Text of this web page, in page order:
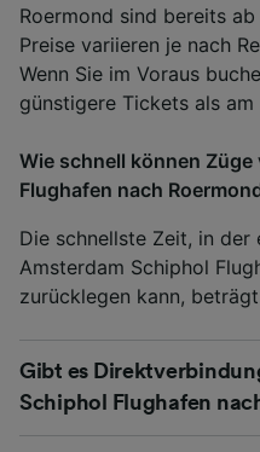
Roermond sind bereits
Preise variieren je nach
Wenn Sie im Voraus
günstigere Tickets als am
Wie schnell können
Flughafen nach
Die schnellste Zeit, in der
Amsterdam Schiphol
zurücklegen kann,
Gibt es
Schiphol Flughafen